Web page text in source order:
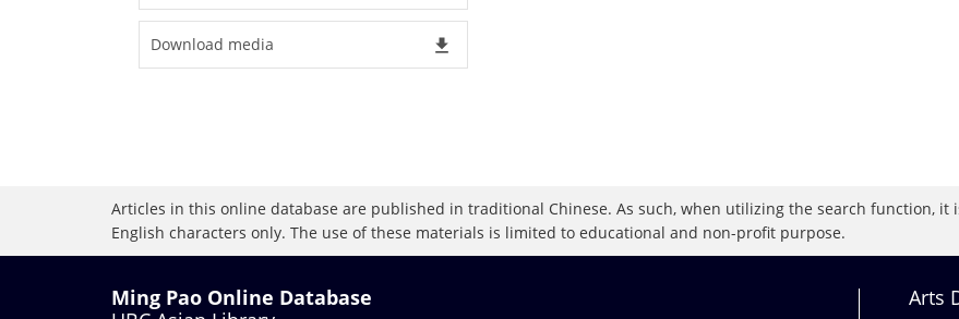
Download media file_download
Articles in this online database are published in traditional Chinese. As such, when utilizing the search function, it
English characters only. The use of these materials is limited to educational and non-profit purpose.
Ming Pao Online Database
Arts